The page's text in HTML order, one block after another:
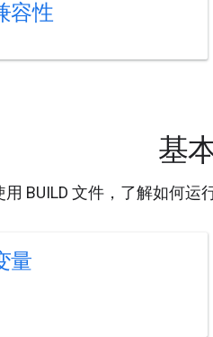
容性
基
用 BUILD 文件，了解如何运
量